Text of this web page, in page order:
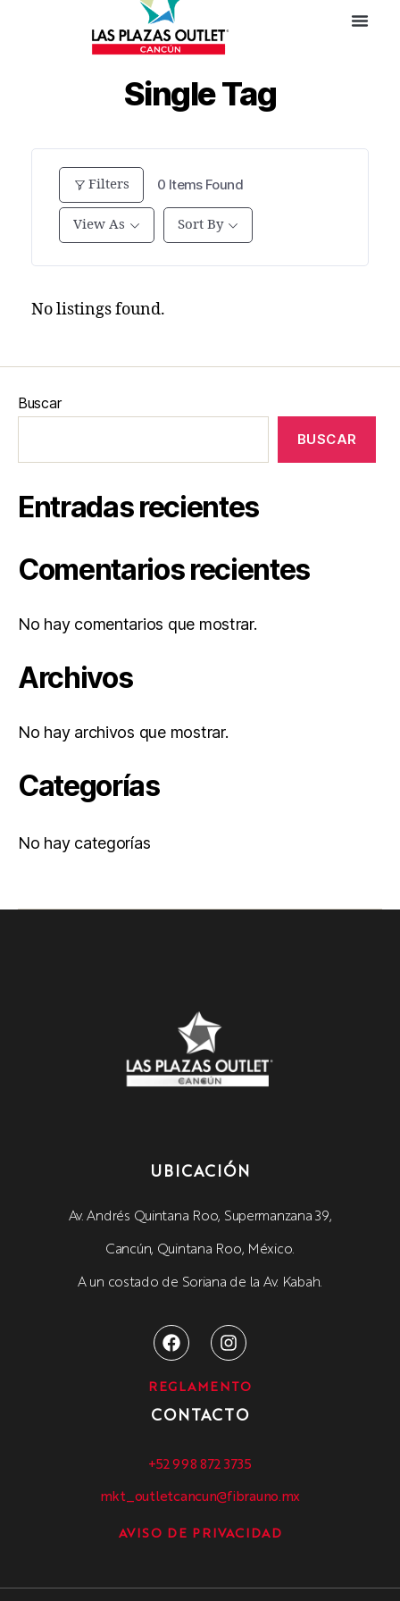
Single Tag
Filters 0 Items Found
View As Sort By
No listings found.
Buscar
BUSCAR
Entradas recientes
Comentarios recientes
No hay comentarios que mostrar.
Archivos
No hay archivos que mostrar.
Categorías
No hay categorías
UBICACIÓN
Av. Andrés Quintana Roo, Supermanzana 39,
Cancún, Quintana Roo, México.
A un costado de Soriana de la Av. Kabah.
REGLAMENTO
CONTACTO
+52 998 872 3735
mkt_outletcancun@fibrauno.mx
AVISO DE PRIVACIDAD